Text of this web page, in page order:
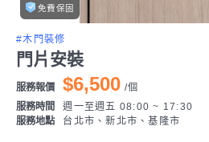
免費保固
#木門裝修
門片安裝
服務報價 $6,500 /個
服務時間
週一至週五 08:00 ~ 17:30
服務地點
台北市、新北市、基隆市